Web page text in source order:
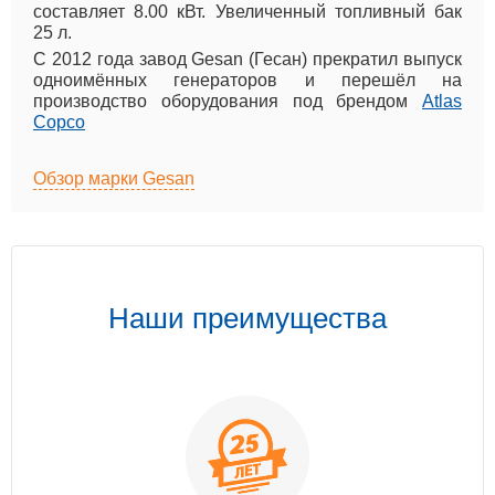
составляет 8.00 кВт. Увеличенный топливный бак
25 л.
С 2012 года завод Gesan (Гесан) прекратил выпуск
одноимённых генераторов и перешёл на
производство оборудования под брендом Atlas
Copco
Обзор марки Gesan
Наши преимущества